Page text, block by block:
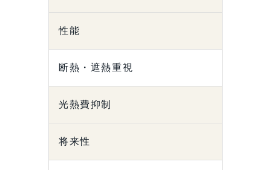
性能
断熱・遮熱重視
光熱費抑制
将来性